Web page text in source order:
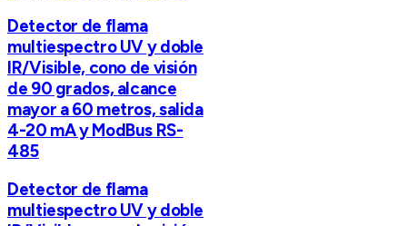
Detector de flama
multiespectro UV y doble
IR/Visible, cono de visión
de 90 grados, alcance
mayor a 60 metros, salida
4-20 mA y ModBus RS-
485
Detector de flama
multiespectro UV y doble